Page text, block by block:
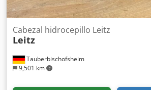
Tauberbischofsheim
9,501 km
Cabezal hidrocepillo Leitz
Leitz